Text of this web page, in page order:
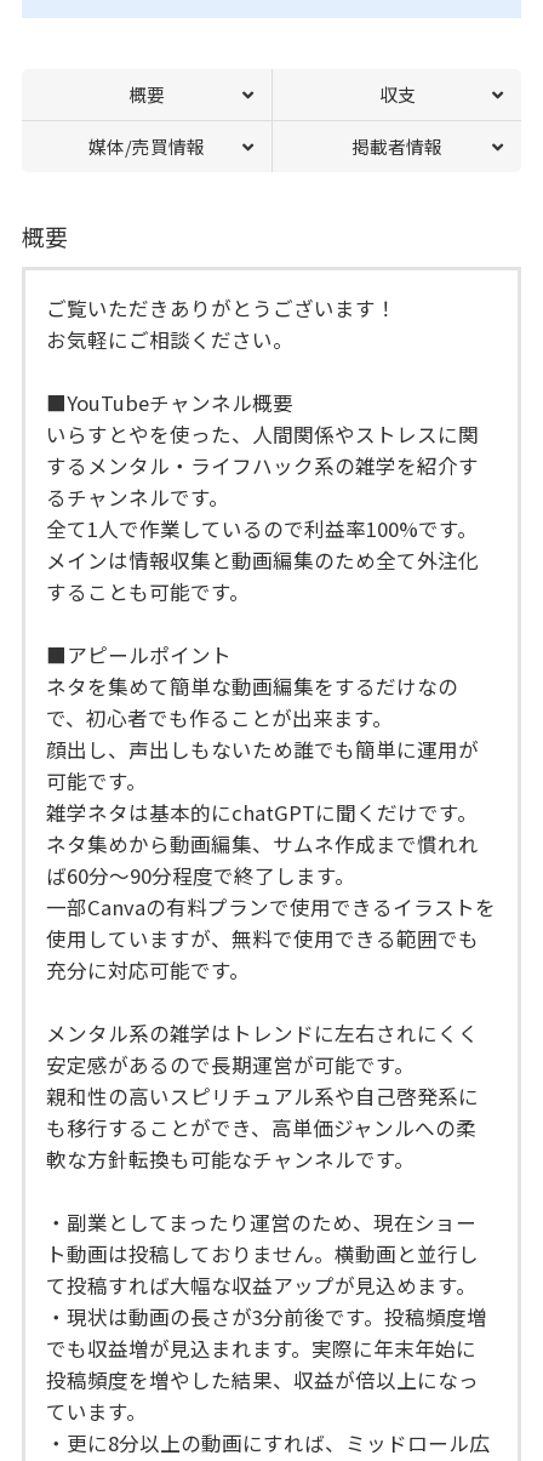
概要 収支
媒体/売買情報 掲載者情報
概要
ご覧いただきありがとうございます！
お気軽にご相談ください。
■YouTubeチャンネル概要
いらすとやを使った、人間関係やストレスに関
するメンタル・ライフハック系の雑学を紹介す
るチャンネルです。
全て1人で作業しているので利益率100%です。
メインは情報収集と動画編集のため全て外注化
することも可能です。
■アピールポイント
ネタを集めて簡単な動画編集をするだけなの
で、初心者でも作ることが出来ます。
顔出し、声出しもないため誰でも簡単に運用が
可能です。
雑学ネタは基本的にchatGPTに聞くだけです。
ネタ集めから動画編集、サムネ作成まで慣れれ
ば60分～90分程度で終了します。
一部Canvaの有料プランで使用できるイラストを
使用していますが、無料で使用できる範囲でも
充分に対応可能です。
メンタル系の雑学はトレンドに左右されにくく
安定感があるので長期運営が可能です。
親和性の高いスピリチュアル系や自己啓発系に
も移行することができ、高単価ジャンルへの柔
軟な方針転換も可能なチャンネルです。
・副業としてまったり運営のため、現在ショー
ト動画は投稿しておりません。横動画と並行し
て投稿すれば大幅な収益アップが見込めます。
・現状は動画の長さが3分前後です。投稿頻度増
でも収益増が見込まれます。実際に年末年始に
投稿頻度を増やした結果、収益が倍以上になっ
ています。
・更に8分以上の動画にすれば、ミッドロール広